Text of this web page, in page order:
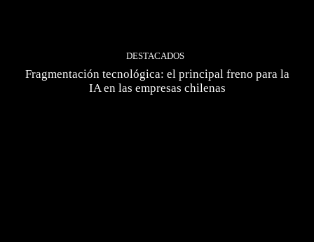
DESTACADOS
Fragmentación tecnológica: el principal freno para la
IA en las empresas chilenas